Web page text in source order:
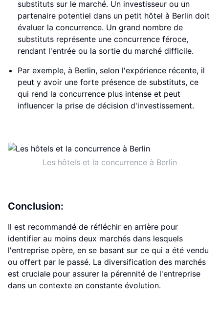
substituts sur le marché. Un investisseur ou un
partenaire potentiel dans un petit hôtel à Berlin doit
évaluer la concurrence. Un grand nombre de
substituts représente une concurrence féroce,
rendant l'entrée ou la sortie du marché difficile.
Par exemple, à Berlin, selon l'expérience récente, il
peut y avoir une forte présence de substituts, ce
qui rend la concurrence plus intense et peut
influencer la prise de décision d'investissement.
Les hôtels et la concurrence à Berlin
Conclusion:
Il est recommandé de réfléchir en arrière pour
identifier au moins deux marchés dans lesquels
l'entreprise opère, en se basant sur ce qui a été vendu
ou offert par le passé. La diversification des marchés
est cruciale pour assurer la pérennité de l'entreprise
dans un contexte en constante évolution.